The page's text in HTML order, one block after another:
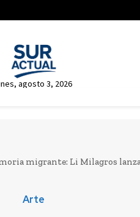
agosto 3, 2026
migrante: Li Milagros
Arte